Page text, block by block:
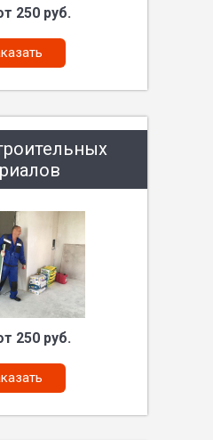
250 руб.
250 руб.